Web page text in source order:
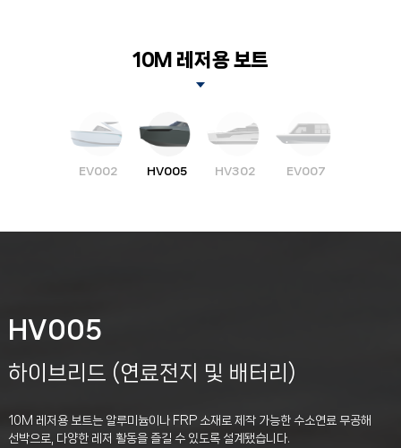
10M 레저용 보트
EV002 HV005 HV302 EV007
HV005
하이브리드 (연료전지 및 배터리)
10M 레저용 보트는 알루미늄이나 FRP 소재로 제작 가능한 수소연료 무공해
선박으로, 다양한 레저 활동을 즐길 수 있도록 설계됐습니다.